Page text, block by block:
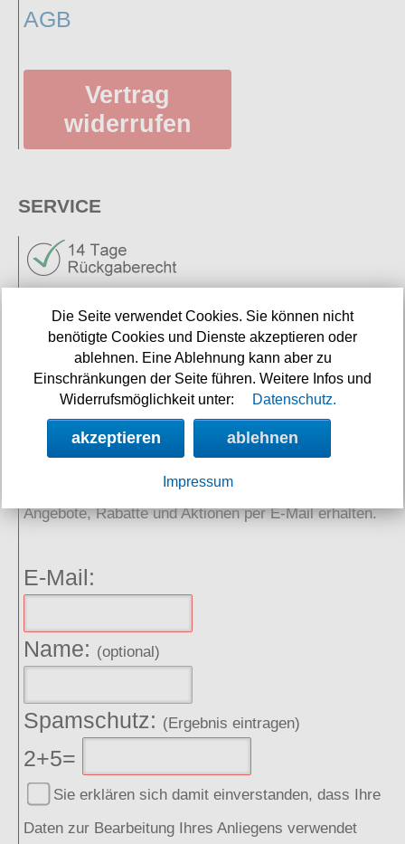
AGB
Vertrag
widerrufen
SERVICE
Neuigkeiten
Links
NEWSLETTER
Angebote, Rabatte und Aktionen per E-Mail erhalten.
E-Mail:
Name: (optional)
Spamschutz: (Ergebnis eintragen)
2+5=
Sie erklären sich damit einverstanden, dass Ihre
Daten zur Bearbeitung Ihres Anliegens verwendet
Die Seite verwendet Cookies. Sie können nicht
benötigte Cookies und Dienste akzeptieren oder
ablehnen. Eine Ablehnung kann aber zu
Einschränkungen der Seite führen. Weitere Infos und
Widerrufsmöglichkeit unter:
Datenschutz.
akzeptieren ablehnen
Impressum